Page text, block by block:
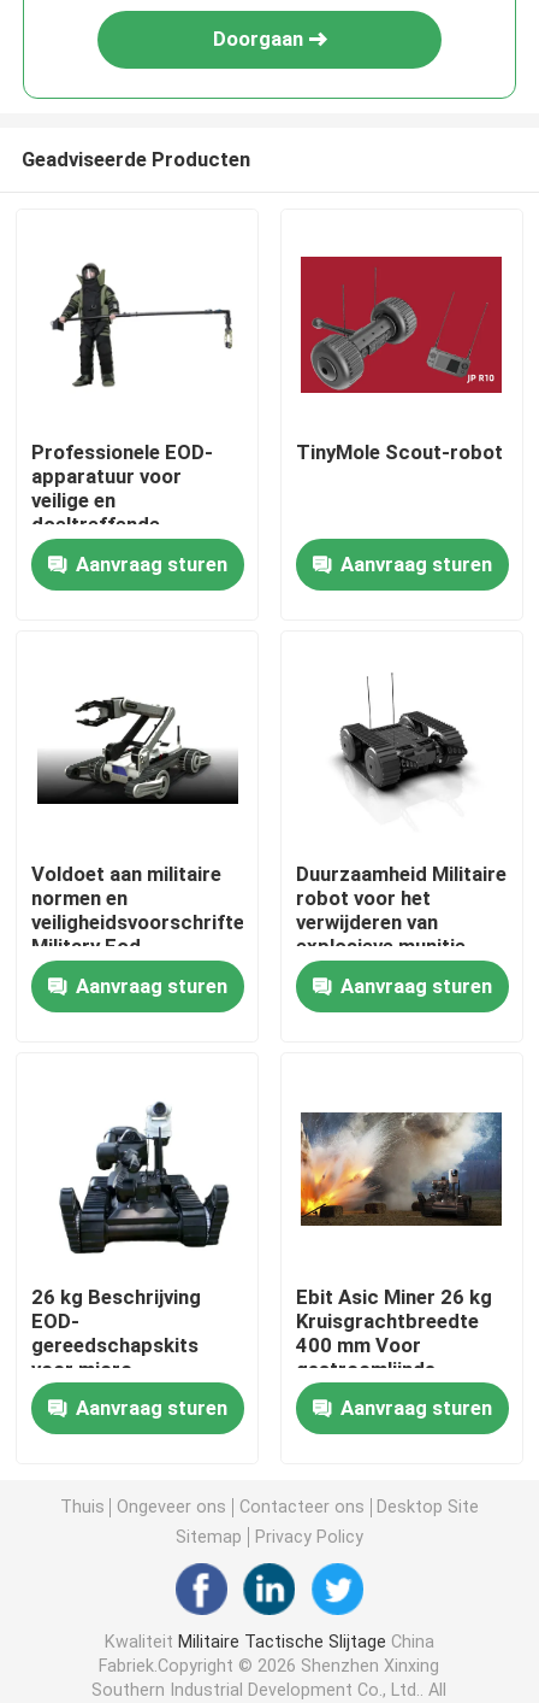
Thuis
Producten
Over ons
Fabriekstocht
Nieuws
Vraag een offerte
Militair tactisch kogelvrij vest
Tactische Ballistische Helm
Militaire Ballistische Platen
Kogelvrij Materiaal
Tactisch Openluchttoestel
Gevechts Tactische Laarzen
Gevechts Tactisch Vest
Doorgaan
Geadviseerde Producten
Professionele EOD-
apparatuur voor
veilige en
doeltreffende
bomverwijderingsdiensten
Aanvraag sturen
TinyMole Scout-robot
Aanvraag sturen
Voldoet aan militaire
normen en
veiligheidsvoorschriften
Military Eod
Equipment Detection
Capabilities
Aanvraag sturen
Duurzaamheid Militaire
robot voor het
verwijderen van
explosieve munitie
ontworpen om
extreme
omstandigheden te
Aanvraag sturen
26 kg Beschrijving
EOD-
gereedschapskits
voor micro-
verkenningsrobot
Aanvraag sturen
Ebit Asic Miner 26 kg
Kruisgrachtbreedte
400 mm Voor
gestroomlijnde
mijnbouwprocessen
Aanvraag sturen
Thuis Ongeveer ons Contacteer ons
Desktop Site
Sitemap
Privacy Policy
Kwaliteit Militaire Tactische Slijtage China
Fabriek.Copyright © 2026 Shenzhen Xinxing
Southern Industrial Development Co., Ltd.. All